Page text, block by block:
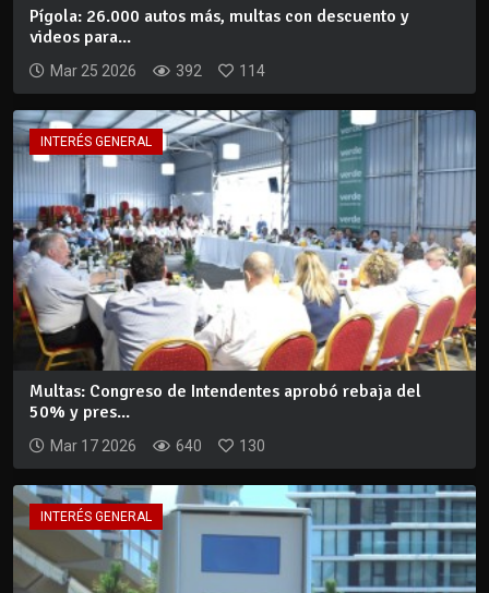
Pígola: 26.000 autos más, multas con descuento y
videos para...
Mar 25 2026 392 114
INTERÉS GENERAL
Multas: Congreso de Intendentes aprobó rebaja del
50% y pres...
Mar 17 2026 640 130
INTERÉS GENERAL